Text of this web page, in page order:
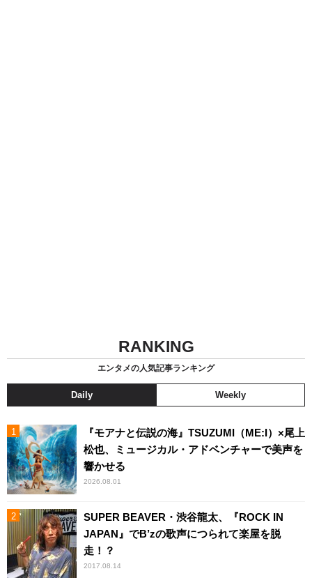
RANKING
エンタメの人気記事ランキング
Daily Weekly
『モアナと伝説の海』TSUZUMI（ME:I）×尾上
松也、ミュージカル・アドベンチャーで美声を
響かせる
2026.08.01
SUPER BEAVER・渋谷龍太、『ROCK IN
JAPAN』でB’zの歌声につられて楽屋を脱
走！？
2017.08.14